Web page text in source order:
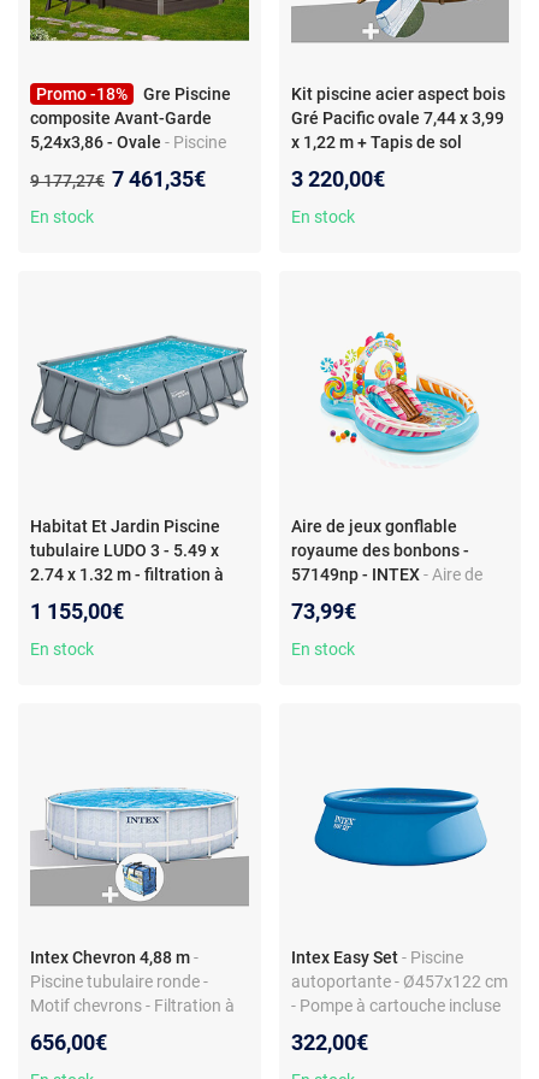
Promo -18%
Gre Piscine
composite Avant-Garde
5,24x3,86 - Ovale - Piscine
5,24x3,86x1,24 m - Filtration
sable
Ancien prix :
9 177,27€ Nouveau prix :
7 461,35€
En stock
Kit piscine acier aspect bois
Gré Pacific ovale 7,44 x 3,99
x 1,22 m + Tapis de sol
3 220,00€
En stock
Habitat Et Jardin Piscine
tubulaire LUDO 3 - 5.49 x
2.74 x 1.32 m - filtration à
1 155,00€
En stock
Aire de jeux gonflable
royaume des bonbons -
57149np - INTEX - Aire de
295 x 191 x 130 cm -
Toboggan et fontaine
73,99€
En stock
Intex Chevron 4,88 m-
Piscine tubulaire ronde -
Motif chevrons - Filtration à
épais
656,00€
Intex Easy Set - Piscine
autoportante - Ø457x122 cm
- Pompe à cartouche incluse
322,00€